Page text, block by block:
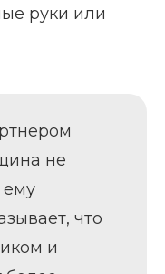
руки или
не
ему
что
и